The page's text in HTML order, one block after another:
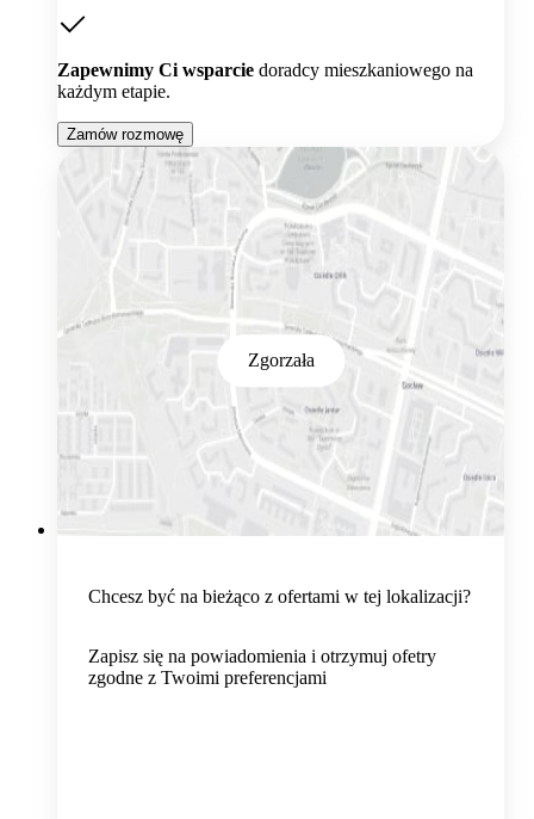
Zapewnimy Ci wsparcie doradcy mieszkaniowego na
każdym etapie.
Zamów rozmowę
Zgorzała
Chcesz być na bieżąco z ofertami w tej lokalizacji?
Zapisz się na powiadomienia i otrzymuj ofetry
zgodne z Twoimi preferencjami